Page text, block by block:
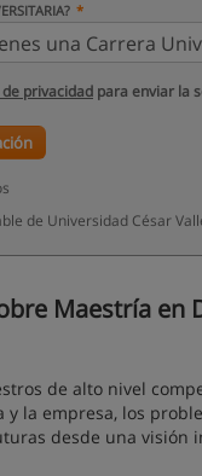
privacidad para enviar la
de Universidad César
Maestría en
de alto nivel
y la empresa, los
desde una visión